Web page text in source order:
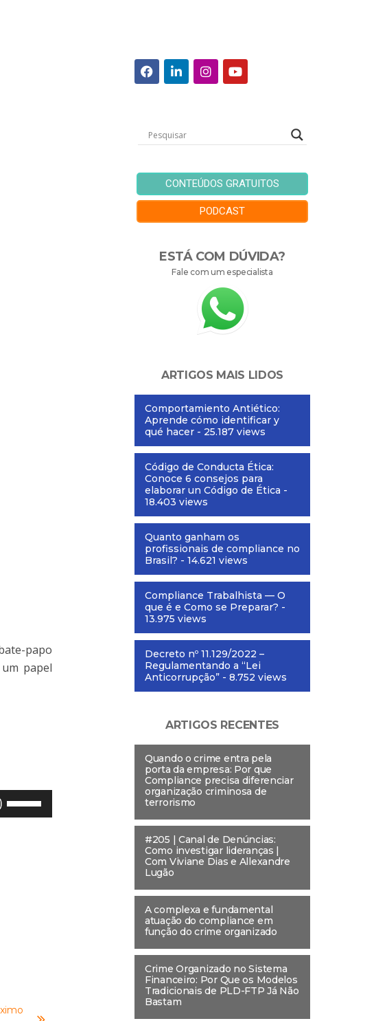
papo
papel
as
o
CONTEÚDOS GRATUITOS
PODCAST
ESTÁ COM DÚVIDA?
Fale com um especialista
ARTIGOS MAIS LIDOS
Comportamiento Antiético:
Aprende cómo identificar y
qué hacer - 25.187 views
Código de Conducta Ética:
Conoce 6 consejos para
elaborar un Código de Ética -
18.403 views
Quanto ganham os
profissionais de compliance no
Brasil? - 14.621 views
Compliance Trabalhista — O
que é e Como se Preparar? -
13.975 views
Decreto nº 11.129/2022 –
Regulamentando a “Lei
Anticorrupção” - 8.752 views
ARTIGOS RECENTES
Quando o crime entra pela
porta da empresa: Por que
Compliance precisa diferenciar
organização criminosa de
terrorismo
#205 | Canal de Denúncias:
Como investigar lideranças |
Com Viviane Dias e Allexandre
Lugão
A complexa e fundamental
atuação do compliance em
função do crime organizado
Crime Organizado no Sistema
Financeiro: Por Que os Modelos
Tradicionais de PLD-FTP Já Não
Bastam